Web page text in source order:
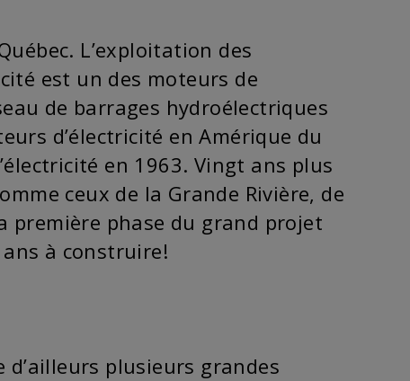
L’exploitation des
est un des moteurs de
de barrages hydroélectriques
d’électricité en Amérique du
en 1963. Vingt ans plus
ceux de la Grande Rivière, de
première phase du grand projet
ans à construire!
plusieurs grandes